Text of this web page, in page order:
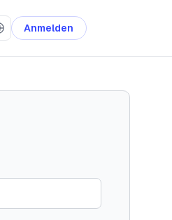
Anmelden